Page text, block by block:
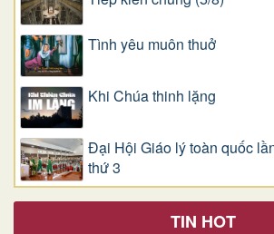
Tình yêu muôn thuở
Khi Chúa thinh lặng
Đại Hội Giáo lý toàn quốc
thứ 3
TIN HOT